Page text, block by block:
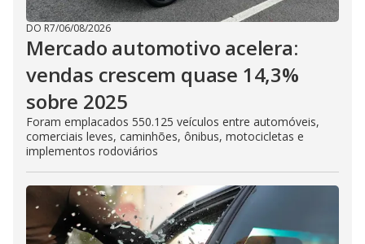
DO R7/06/08/2026
Mercado automotivo acelera:
vendas crescem quase 14,3%
sobre 2025
Foram emplacados 550.125 veículos entre automóveis,
comerciais leves, caminhões, ônibus, motocicletas e
implementos rodoviários